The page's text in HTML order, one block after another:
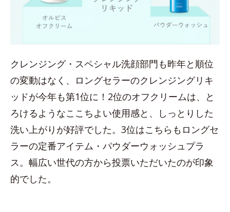
クレンジング・スペシャル洗顔部門も昨年と順位
の変動はなく、ロングセラーのクレンジングリキ
ッドが今年も第1位に！2位のオフクリームは、と
ろけるようなここちよい使用感と、しっとりした
洗い上がりが好評でした。3位はこちらもロングセ
ラーの定番アイテム・パウダーウォッシュプラ
ス。幅広い世代の方から投票いただいたのが印象
的でした。